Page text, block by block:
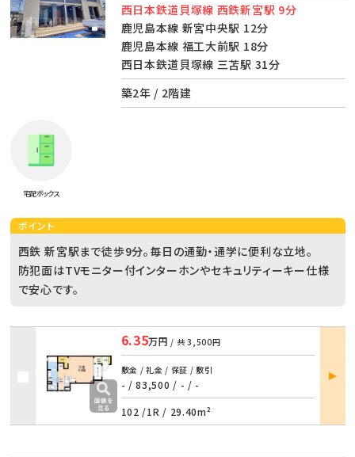
西日本鉄道貝塚線 西鉄新宮駅 9分
鹿児島本線 新宮中央駅 12分
鹿児島本線 福工大前駅 18分
西日本鉄道貝塚線 三苫駅 31分
築2年 / 2階建
宅配ボックス
ポイント
西鉄 新宮駅まで徒歩9分。毎日の通勤・通学に便利な立地。
防犯面はTVモニター付インターホンやセキュリティーキー仕様
で安心です。
6.35万円 / 共3,500円
敷金 / 礼金 / 保証 / 敷引
- / 83,500 / - / -
102 /1R / 29.40m²
部屋
詳細